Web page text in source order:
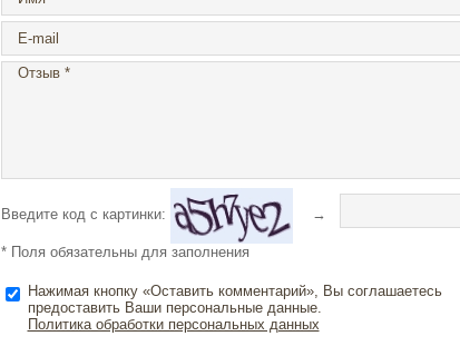
Введите код с картинки: →
* Поля обязательны для заполнения
Нажимая кнопку «Оставить комментарий», Вы соглашаетесь
предоставить Ваши персональные данные.
Политика обработки персональных данных